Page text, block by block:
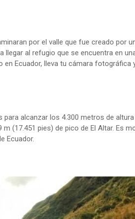
por el valle que fue creado por
al refugio que se encuentra en
en Ecuador, lleva tu cámara fotográfica
alcanzar los 4.300 metros de
(17.451 pies) de pico de El Altar. Es
Ecuador.